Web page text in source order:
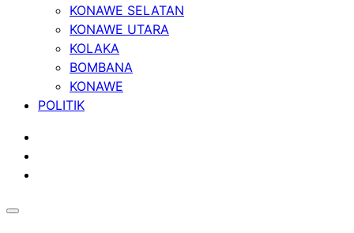
KONAWE SELATAN
KONAWE UTARA
KOLAKA
BOMBANA
KONAWE
POLITIK